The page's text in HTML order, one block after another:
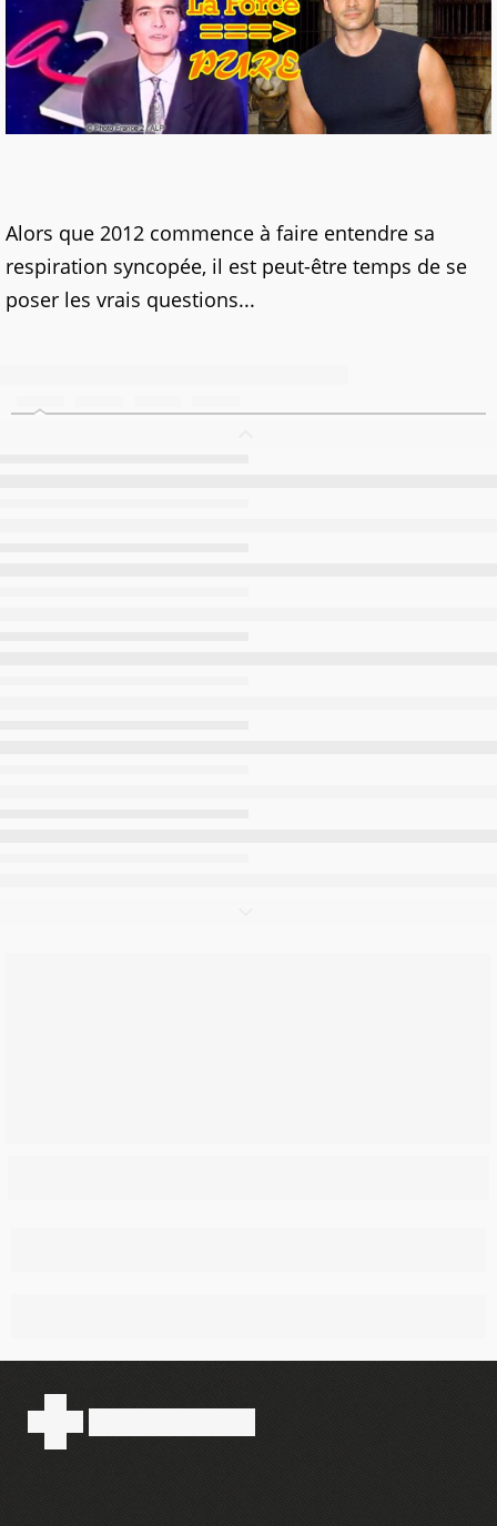
Alors que 2012 commence à faire entendre sa
respiration syncopée, il est peut-être temps de se
poser les vrais questions...